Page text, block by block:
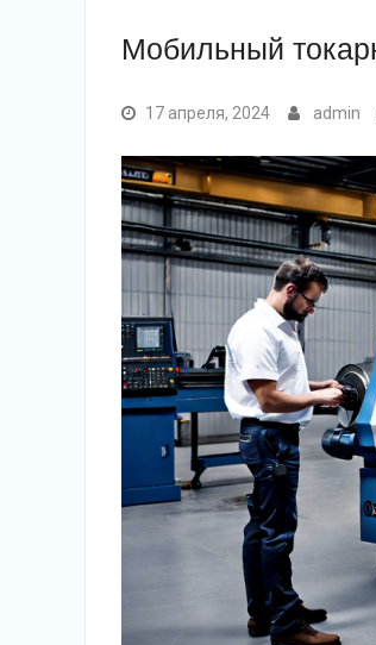
Мобильный
17 апреля, 2024 admin